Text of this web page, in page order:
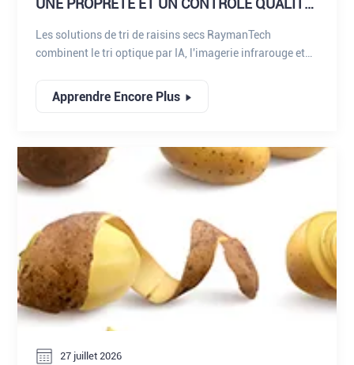
UNE PROPRETÉ ET UN CONTRÔLE QUALITÉ
Les solutions de tri de raisins secs RaymanTech
combinent le tri optique par IA, l'imagerie infrarouge et
pour aider les transformateurs à renforcer le contrôle de
la propreté et à maintenir une qualité fiable avant
Apprendre Encore Plus
27 juillet 2026